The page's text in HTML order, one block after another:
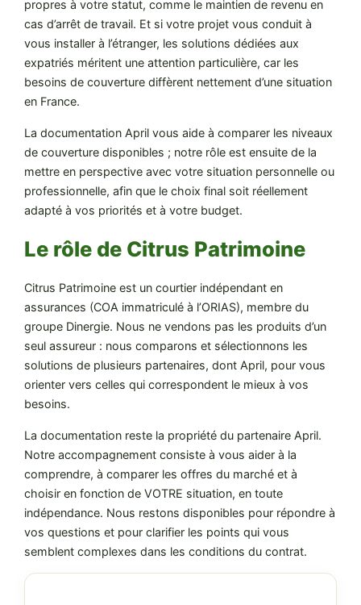
propres à votre statut, comme le maintien de revenu en
cas d’arrêt de travail. Et si votre projet vous conduit à
vous installer à l’étranger, les solutions dédiées aux
expatriés méritent une attention particulière, car les
besoins de couverture diffèrent nettement d’une situation
en France.
La documentation April vous aide à comparer les niveaux
de couverture disponibles ; notre rôle est ensuite de la
mettre en perspective avec votre situation personnelle ou
professionnelle, afin que le choix final soit réellement
adapté à vos priorités et à votre budget.
Le rôle de Citrus Patrimoine
Citrus Patrimoine est un courtier indépendant en
assurances (COA immatriculé à l’ORIAS), membre du
groupe Dinergie. Nous ne vendons pas les produits d’un
seul assureur : nous comparons et sélectionnons les
solutions de plusieurs partenaires, dont April, pour vous
orienter vers celles qui correspondent le mieux à vos
besoins.
La documentation reste la propriété du partenaire April.
Notre accompagnement consiste à vous aider à la
comprendre, à comparer les offres du marché et à
choisir en fonction de VOTRE situation, en toute
indépendance. Nous restons disponibles pour répondre à
vos questions et pour clarifier les points qui vous
semblent complexes dans les conditions du contrat.